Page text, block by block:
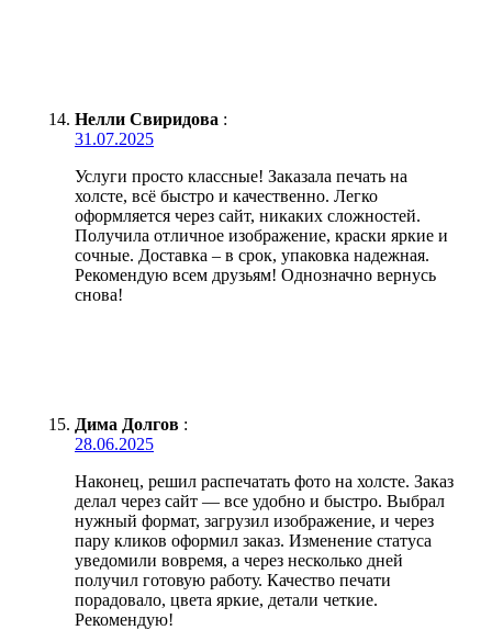
Нелли Свиридова :
31.07.2025
Услуги просто классные! Заказала печать на
холсте, всё быстро и качественно. Легко
оформляется через сайт, никаких сложностей.
Получила отличное изображение, краски яркие и
сочные. Доставка – в срок, упаковка надежная.
Рекомендую всем друзьям! Однозначно вернусь
снова!
Дима Долгов :
28.06.2025
Наконец, решил распечатать фото на холсте. Заказ
делал через сайт — все удобно и быстро. Выбрал
нужный формат, загрузил изображение, и через
пару кликов оформил заказ. Изменение статуса
уведомили вовремя, а через несколько дней
получил готовую работу. Качество печати
порадовало, цвета яркие, детали четкие.
Рекомендую!